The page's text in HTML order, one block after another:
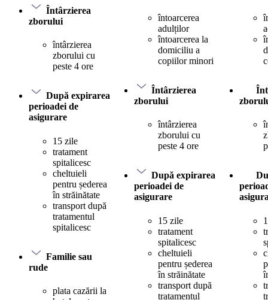
Întârzierea
zborului
întârzierea
zborului cu
peste 4 ore
După expirarea
perioadei de
asigurare
15 zile
tratament
spitalicesc
cheltuieli
pentru șederea
în străinătate
transport după
tratamentul
spitalicesc
Familie sau
rude
plata cazării la
întoarcerea
adulților
întoarcerea la
domiciliu a
copiilor minori
Întârzierea
zborului
întârzierea
zborului cu
peste 4 ore
După expirarea
perioadei de
asigurare
15 zile
tratament
spitalicesc
cheltuieli
pentru șederea
în străinătate
transport după
tratamentul